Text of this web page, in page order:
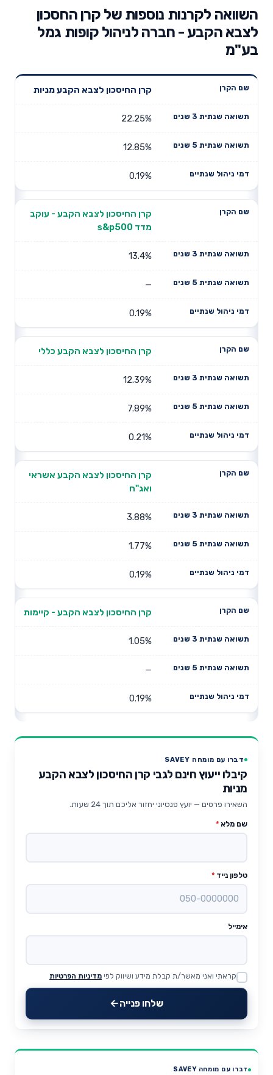
השוואה לקרנות נוספות של קרן החסכון
לצבא הקבע - חברה לניהול קופות גמל
בע"מ
שנים
תשואה
דמי ניהול
קרן החיסכון לצבא הקבע מניות
22.25%
12.85%
0.19%
קרן החיסכון לצבא הקבע - עוקב
מדד s&p500
13.4%
—
0.19%
קרן החיסכון לצבא הקבע כללי
12.39%
7.89%
0.21%
קרן החיסכון לצבא הקבע אשראי
ואג"ח
3.88%
1.77%
0.19%
קרן החיסכון לצבא הקבע - קיימות
1.05%
—
0.19%
דברו עם מומחה SAVEY
קיבלו ייעוץ חינם לגבי קרן החיסכון לצבא הקבע
מניות
השאירו פרטים — יועץ פנסיוני יחזור אליכם תוך 24 שעות.
שם מלא *
טלפון נייד *
אימייל
Website
קראתי ואני מאשר/ת קבלת מידע ושיווק לפי מדיניות הפרטיות
שלחו פנייה
דברו עם מומחה SAVEY